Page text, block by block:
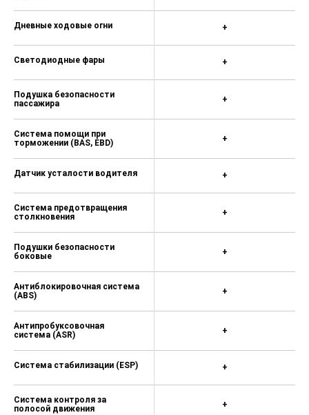
Дневные ходовые огни
Светодиодные фары
Подушка безопасности
пассажира
Система помощи при
торможении (BAS, EBD)
Датчик усталости водителя
Система предотвращения
столкновения
Подушки безопасности
боковые
Антиблокировочная система
(ABS)
Антипробуксовочная
система (ASR)
Система стабилизации (ESP)
Система контроля за
полосой движения
+
+
+
+
+
+
+
+
+
+
+